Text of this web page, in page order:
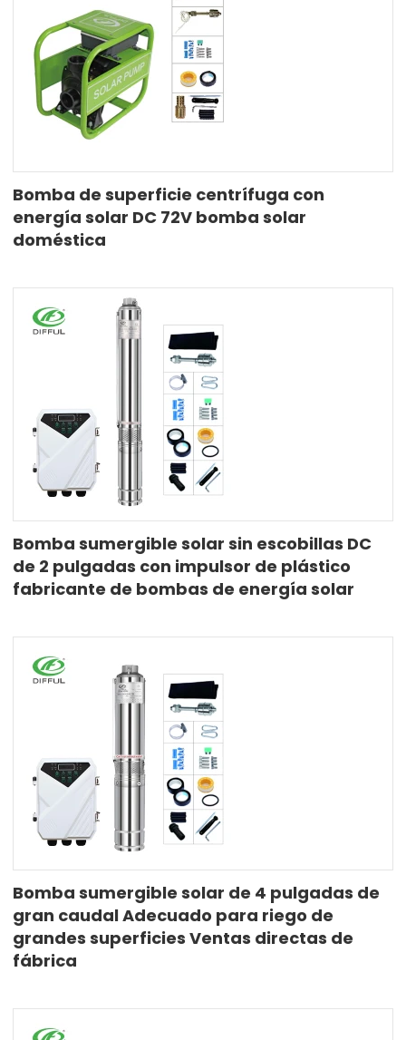
Bomba de superficie centrífuga con
energía solar DC 72V bomba solar
doméstica
Bomba sumergible solar sin escobillas DC
de 2 pulgadas con impulsor de plástico
fabricante de bombas de energía solar
Bomba sumergible solar de 4 pulgadas de
gran caudal Adecuado para riego de
grandes superficies Ventas directas de
fábrica